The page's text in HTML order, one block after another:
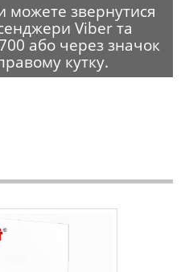
можете звернутися
Viber та
або через значок
кутку.